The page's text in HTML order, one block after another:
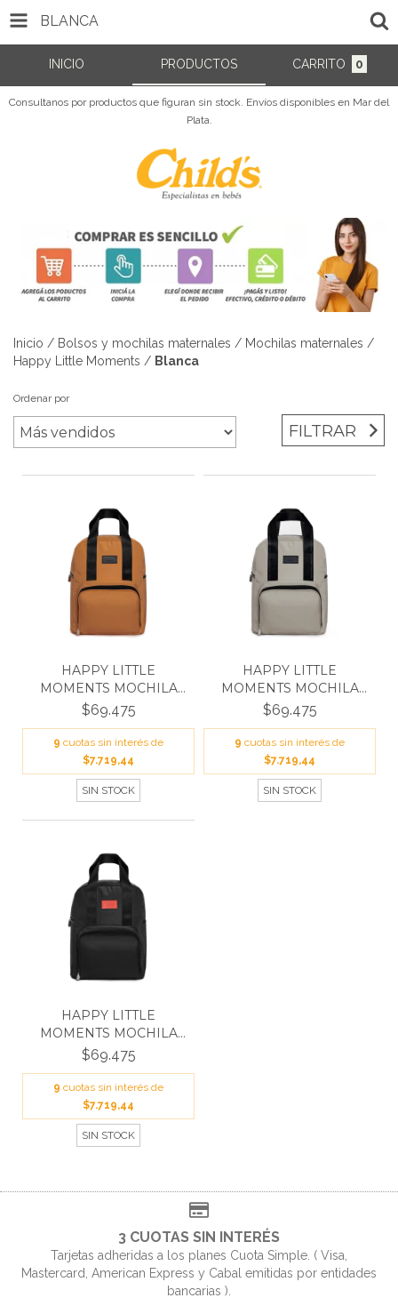
BLANCA
INICIO PRODUCTOS CARRITO 0
Consultanos por productos que figuran sin stock. Envíos disponibles en Mar del
Plata.
Inicio / Bolsos y mochilas maternales / Mochilas maternales /
Happy Little Moments / Blanca
Ordenar por
FILTRAR
HAPPY LITTLE
MOMENTS MOCHILA
BLANCA SUEL...
$69.475
9 cuotas sin interés de
$7.719,44
SIN STOCK
HAPPY LITTLE
MOMENTS MOCHILA
BLANCA GRIS
$69.475
9 cuotas sin interés de
$7.719,44
SIN STOCK
HAPPY LITTLE
MOMENTS MOCHILA
BLANCA NEGR...
$69.475
9 cuotas sin interés de
$7.719,44
SIN STOCK
3 CUOTAS SIN INTERÉS
Tarjetas adheridas a los planes Cuota Simple. ( Visa,
Mastercard, American Express y Cabal emitidas por entidades
bancarias ).